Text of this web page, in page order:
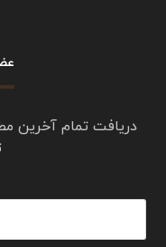
دریافت تمام آخرین